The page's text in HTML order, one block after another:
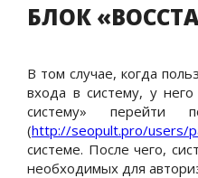
БЛОК
В том случае, когда
входа в систему, у
систему» перейти
(http://seopult.pro/users/
системе. После чего,
необходимых для